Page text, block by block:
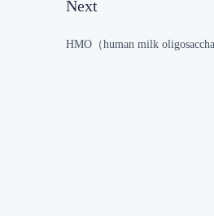
Next
HMO（human milk